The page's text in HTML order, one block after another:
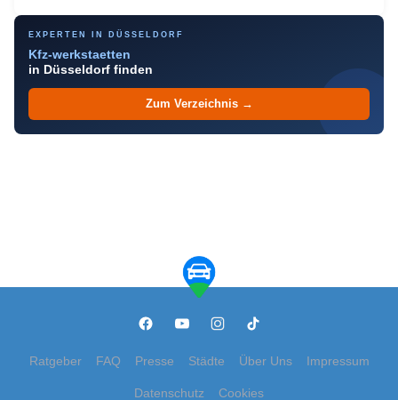
EXPERTEN IN DÜSSELDORF
Kfz-werkstaetten
in Düsseldorf finden
Zum Verzeichnis →
Ratgeber FAQ Presse Städte Über Uns Impressum
Datenschutz Cookies